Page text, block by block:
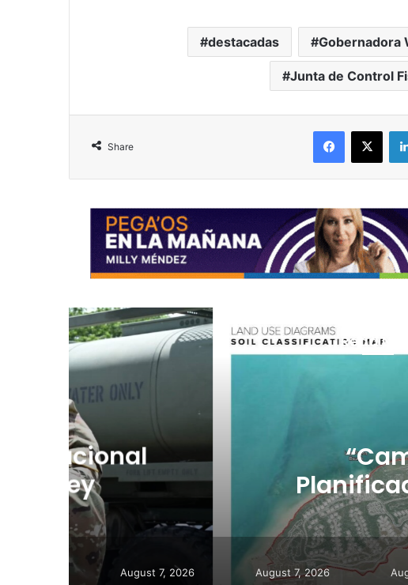
destacadas Gobernadora
Junta de Control
Share
Facebook
X
Read Next
“Camisa hecha
Planificador
consulta de
August 7, 2026 August 7, 2026